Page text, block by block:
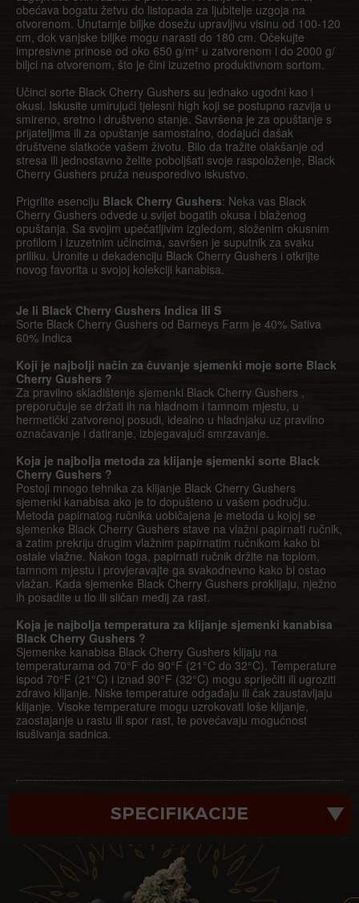
obećava bogatu žetvu do listopada za ljubitelje uzgoja na
otvorenom. Unutarnje biljke dosežu upravljivu visinu od 100-120
cm, dok vanjske biljke mogu narasti do 180 cm. Očekujte
impresivne prinose od oko 650 g/m² u zatvorenom i do 2000 g/
biljci na otvorenom, što je čini izuzetno produktivnom sortom.
Učinci sorte Black Cherry Gushers su jednako ugodni kao i
okusi. Iskusite umirujući tjelesni high koji se postupno razvija u
smireno, sretno i društveno stanje. Savršena je za opuštanje s
prijateljima ili za opuštanje samostalno, dodajući dašak
društvene slatkoće vašem životu. Bilo da tražite olakšanje od
stresa ili jednostavno želite poboljšati svoje raspoloženje, Black
Cherry Gushers pruža neusporedivo iskustvo.
Prigrlite esenciju Black Cherry Gushers: Neka vas Black
Cherry Gushers odvede u svijet bogatih okusa i blaženog
opuštanja. Sa svojim upečatljivim izgledom, složenim okusnim
profilom i izuzetnim učincima, savršen je suputnik za svaku
priliku. Uronite u dekadenciju Black Cherry Gushers i otkrijte
novog favorita u svojoj kolekciji kanabisa.
Je li Black Cherry Gushers Indica ili S
Sorte Black Cherry Gushers od Barneys Farm je 40% Sativa
60% Indica
Koji je najbolji način za čuvanje sjemenki moje sorte Black
Cherry Gushers ?
Za pravilno skladištenje sjemenki Black Cherry Gushers ,
preporučuje se držati ih na hladnom i tamnom mjestu, u
hermetički zatvorenoj posudi, idealno u hladnjaku uz pravilno
označavanje i datiranje, izbjegavajući smrzavanje.
Koja je najbolja metoda za klijanje sjemenki sorte Black
Cherry Gushers ?
Postoji mnogo tehnika za klijanje Black Cherry Gushers
sjemenki kanabisa ako je to dopušteno u vašem području.
Metoda papirnatog ručnika uobičajena je metoda u kojoj se
sjemenke Black Cherry Gushers stave na vlažni papirnati ručnik,
a zatim prekriju drugim vlažnim papirnatim ručnikom kako bi
ostale vlažne. Nakon toga, papirnati ručnik držite na toplom,
tamnom mjestu i provjeravajte ga svakodnevno kako bi ostao
vlažan. Kada sjemenke Black Cherry Gushers proklijaju, nježno
ih posadite u tlo ili sličan medij za rast.
Koja je najbolja temperatura za klijanje sjemenki kanabisa
Black Cherry Gushers ?
Sjemenke kanabisa Black Cherry Gushers klijaju na
temperaturama od 70°F do 90°F (21°C do 32°C). Temperature
ispod 70°F (21°C) i iznad 90°F (32°C) mogu spriječiti ili ugroziti
zdravo klijanje. Niske temperature odgađaju ili čak zaustavljaju
klijanje. Visoke temperature mogu uzrokovati loše klijanje,
zaostajanje u rastu ili spor rast, te povećavaju mogućnost
isušivanja sadnica.
SPECIFIKACIJE